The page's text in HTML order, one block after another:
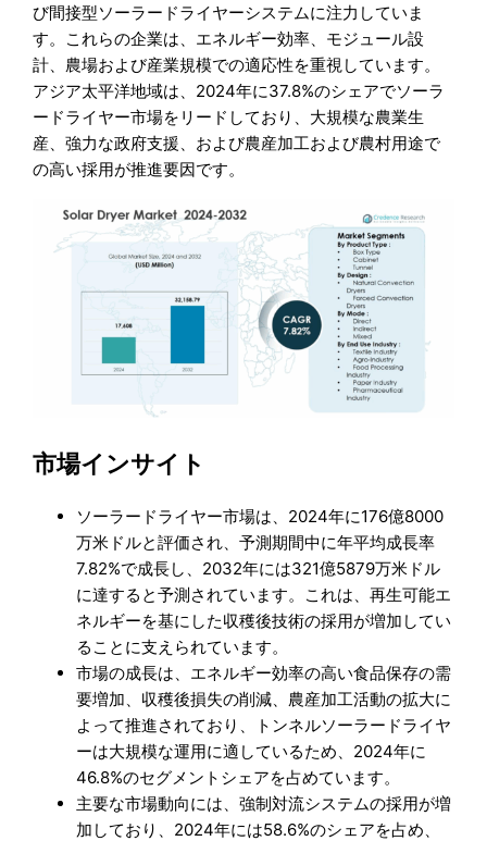
び間接型ソーラードライヤーシステムに注力していま
す。これらの企業は、エネルギー効率、モジュール設
計、農場および産業規模での適応性を重視しています。
アジア太平洋地域は、2024年に37.8%のシェアでソーラ
ードライヤー市場をリードしており、大規模な農業生
産、強力な政府支援、および農産加工および農村用途で
の高い採用が推進要因です。
市場インサイト
ソーラードライヤー市場は、2024年に176億8000
万米ドルと評価され、予測期間中に年平均成長率
7.82%で成長し、2032年には321億5879万米ドル
に達すると予測されています。これは、再生可能エ
ネルギーを基にした収穫後技術の採用が増加してい
ることに支えられています。
市場の成長は、エネルギー効率の高い食品保存の需
要増加、収穫後損失の削減、農産加工活動の拡大に
よって推進されており、トンネルソーラードライヤ
ーは大規模な運用に適しているため、2024年に
46.8%のセグメントシェアを占めています。
主要な市場動向には、強制対流システムの採用が増
加しており、2024年には58.6%のシェアを占め、